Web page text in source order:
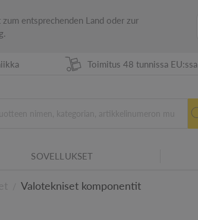
entsprechenden Land oder zur
Toimitus 48 tunnissa EU:ssa
SOVELLUKSET
Valotekniset komponentit